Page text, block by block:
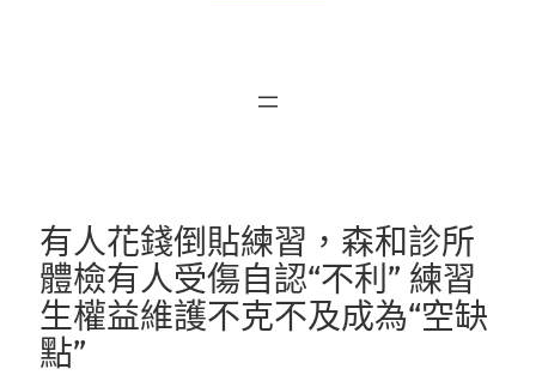
有人花錢倒貼練習，森和診所
體檢有人受傷自認“不利” 練習
生權益維護不克不及成為“空缺
點”